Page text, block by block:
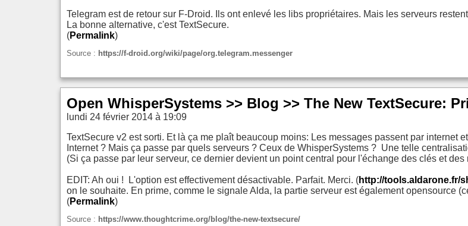
Telegram est de retour sur F-Droid. Ils ont enlevé les libs propriétaires. Mais les serveurs
La bonne alternative, c'est TextSecure.
(Permalink)
Source : https://f-droid.org/wiki/page/org.telegram.messenger
Open WhisperSystems >> Blog >> The New TextSecure:
lundi 24 février 2014 à 19:09
TextSecure v2 est sorti. Et là ça me plaît beaucoup moins: Les messages passent par internet
Internet ? Mais ça passe par quels serveurs ? Ceux de WhisperSystems ? Une telle
(Si ça passe par leur serveur, ce dernier devient un point central pour l'échange des clés et des
EDIT: Ah oui ! L'option est effectivement désactivable. Parfait. Merci. (http://tools.aldarone.fr/
on le souhaite. En prime, comme le signale Alda, la partie serveur est également opensource
(Permalink)
Source : https://www.thoughtcrime.org/blog/the-new-textsecure/